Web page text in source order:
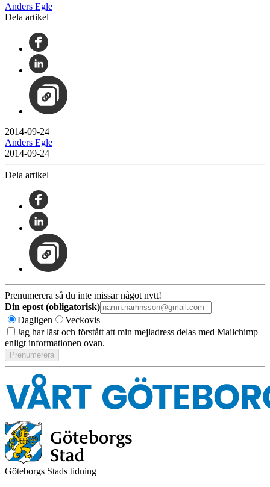
Anders Egle
Dela artikel
2014-09-24
Anders Egle
2014-09-24
Dela artikel
Prenumerera så du inte missar något nytt!
Din epost (obligatorisk)
Dagligen
Veckovis
Jag har läst och förstått att min mejladress delas med Mailchimp
enligt informationen ovan.
Göteborgs Stads tidning